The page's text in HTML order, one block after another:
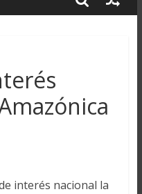
interés nacional la